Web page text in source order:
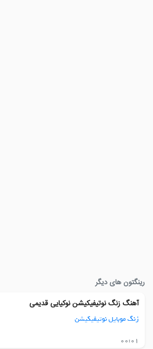
رینگتون های دیگر
آهنگ زنگ نوتیفیکیشن نوکیایی قدیمی
زنگ موبایل نوتیفیکیشن
00:01